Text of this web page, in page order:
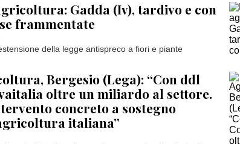
Gadda (Iv), tardivo e con
frammentate
della legge antispreco a fiori e piante
Bergesio (Lega): “Con ddl
oltre un miliardo al settore.
concreto a sostegno
italiana”